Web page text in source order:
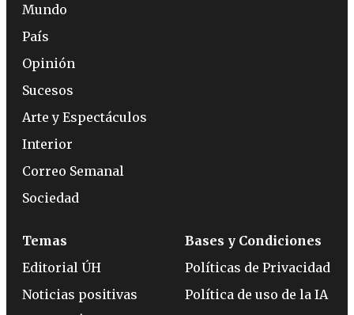
Mundo
País
Opinión
Sucesos
Arte y Espectáculos
Interior
Correo Semanal
Sociedad
Temas
Editorial ÚH
Noticias positivas
Bases y Condiciones
Políticas de Privacidad
Política de uso de la IA